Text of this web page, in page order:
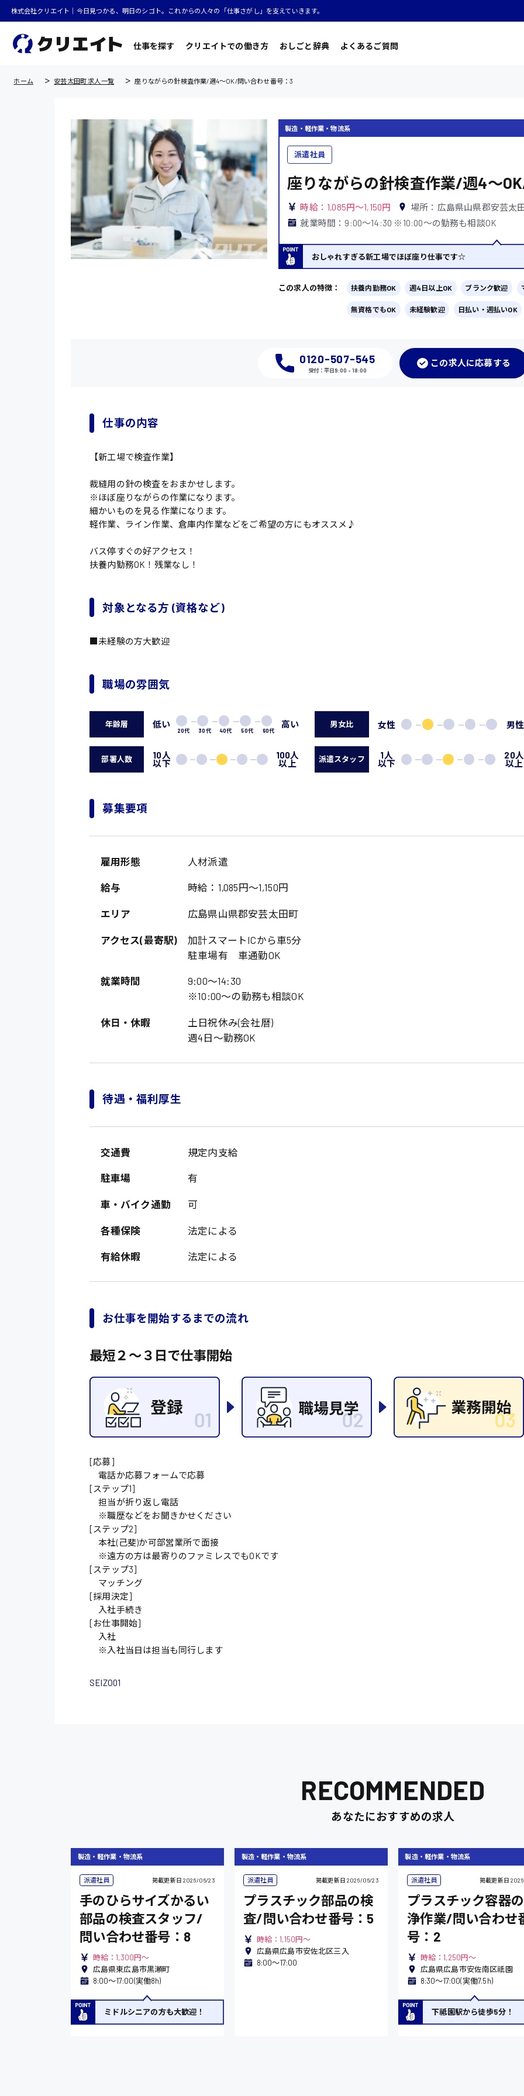
株式会社クリエイト｜今日見つかる、明日のシゴト。これからの人々の「仕事さがし」を支えていきます。
仕事を探す クリエイトでの働き方 おしごと辞典 よくあるご質問
軽作業
介護・医療系
医師 介護職 看護助手
オフィスワーク系
総務事務
IT・クリエイティブ系
DTPオペレーター CADオペレーター WEBデザイナー
販売・サービス・フード系
ラウンダー営業
広島市中区
広島市佐伯区
福岡県
愛知県
千葉県 尾道市 徳島県
鳥取県
時給1200円～
時給制すべて 日給8000円～ 日給9000円～
時給1300円〜
ホーム 安芸太田町 求人一覧 座りながらの針検査作業/週4〜OK/問い合わせ番号：3
製造・軽作業・物流系
派遣社員
座りながらの針検査作業/週4〜
時給：1,085円～1,150円
場所：広島県山県郡安芸太
就業時間：9:00〜14:30 ※10:00〜の勤務も相談OK
おしゃれすぎる新工場でほぼ座り仕事です☆
この求人の特徴： 扶養内勤務OK 週4日以上OK ブランク歓迎
無資格でもOK 未経験歓迎 日払い・週払いOK
0120-507-545
受付：平日9:00 - 18:00
この求人に応募する
仕事の内容
【新工場で検査作業】
裁縫用の針の検査をおまかせします。
※ほぼ座りながらの作業になります。
細かいものを見る作業になります。
軽作業、ライン作業、倉庫内作業などをご希望の方にもオススメ♪
バス停すぐの好アクセス！
扶養内勤務OK！残業なし！
対象となる方 (資格など)
■未経験の方大歓迎
職場の雰囲気
年齢層 低い
20代 30代 40代 50代 60代
高い 男女比 女性 男性
部署人数 10人
以下
100人
以上 派遣スタッフ 1人
以下
20人
以上
募集要項
雇用形態 人材派遣
給与 時給：1,085円～1,150円
エリア 広島県山県郡安芸太田町
アクセス(最寄駅)
加計スマートICから車5分
駐車場有 車通勤OK
就業時間
9:00〜14:30
※10:00〜の勤務も相談OK
休日・休暇
土日祝休み(会社暦)
週4日〜勤務OK
待遇・福利厚生
交通費 規定内支給
駐車場 有
車・バイク通勤 可
各種保険 法定による
有給休暇 法定による
お仕事を開始するまでの流れ
最短２〜３日で仕事開始
[応募]
電話か応募フォームで応募
[ステップ1]
担当が折り返し電話
※職歴などをお聞きかせください
[ステップ2]
本社(己斐)か可部営業所で面接
※遠方の方は最寄りのファミレスでもOKです
[ステップ3]
マッチング
[採用決定]
入社手続き
[お仕事開始]
入社
※入社当日は担当も同行します
SEIZO01
RECOMMENDED
あなたにおすすめの求人
製造・軽作業・物流系
派遣社員 掲載更新日 2026/06/23
手のひらサイズかるい
部品の検査スタッフ/
問い合わせ番号：8
時給：1,300円～
広島県東広島市黒瀬町
8:00〜17:00(実働8h)
ミドルシニアの方も大歓迎！
製造・軽作業・物流系
派遣社員 掲載更新日 2026/06/23
プラスチック部品の検
査/問い合わせ番号：5
時給：1,150円～
広島県広島市安佐北区三入
8:00〜17:00
製造・軽作業・物流系
派遣社員 掲載更新日
プラスチック容器
浄作業/問い合わせ
号：2
時給：1,250円～
広島県広島市安佐南区祇園
8:30〜17:00(実働7.5h)
下祗園駅から徒歩5分！